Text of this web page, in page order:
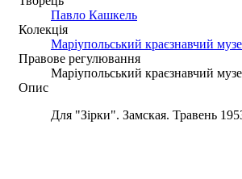
Павло Кашкель
Колекція
Маріупольський краєзнавчий
Правове регулювання
Маріупольський краєзнавчий
Опис
Для "Зірки". Замская. Травень